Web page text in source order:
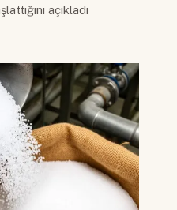
açıkladı